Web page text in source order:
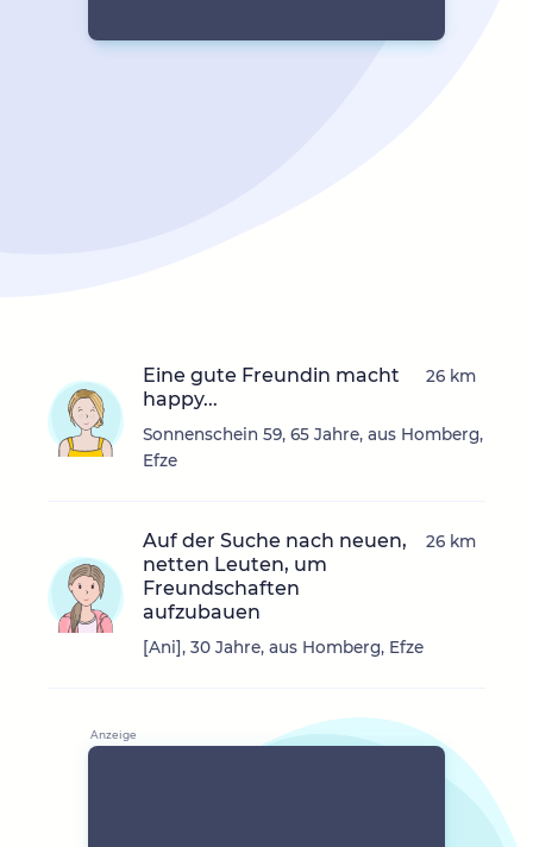
Eine gute Freundin macht
happy...
Sonnenschein 59, 65 Jahre, aus Homberg,
Efze
26 km
Auf der Suche nach neuen,
netten Leuten, um
Freundschaften
aufzubauen
[Ani], 30 Jahre, aus Homberg, Efze
26 km